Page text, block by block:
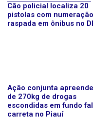
Cão policial localiza 20
pistolas com numeração
raspada em ônibus no
Ação conjunta
de 270kg de drogas
escondidas em fundo
carreta no Piauí